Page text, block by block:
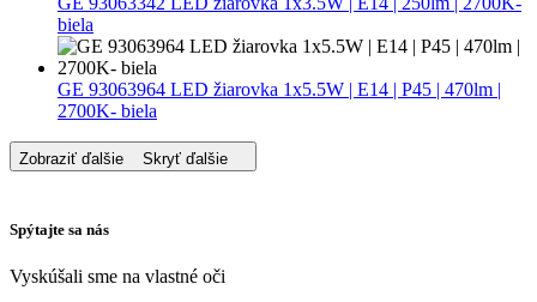
biela
GE 93063964 LED žiarovka 1x5.5W | E14 | P45 | 470lm |
2700K- biela
Zobraziť ďalšie Skryť ďalšie
Spýtajte sa nás
Vyskúšali sme na vlastné oči